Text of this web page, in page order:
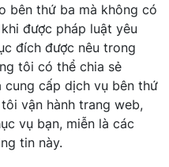
bên thứ ba mà không có
được pháp luật yêu
đích được nêu trong
tôi có thể chia sẻ
cấp dịch vụ bên thứ
vận hành trang web,
vụ bạn, miễn là các
tin này.